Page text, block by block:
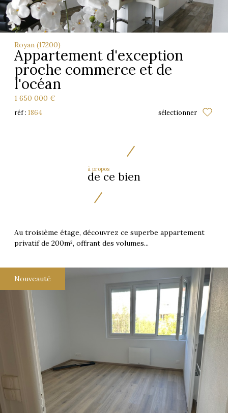
à propos
de ce bien
Au troisième étage, découvrez ce superbe appartement
privatif de 200m², offrant des volumes...
Royan (17200)
Appartement d'exception
proche commerce et de
l'océan
1 650 000 €
réf : 1864 sélectionner
Nouveauté